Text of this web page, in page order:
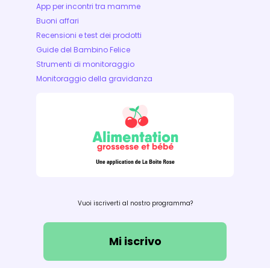
App per incontri tra mamme
Buoni affari
Recensioni e test dei prodotti
Guide del Bambino Felice
Strumenti di monitoraggio
Monitoraggio della gravidanza
Vuoi iscriverti al nostro programma?
Mi iscrivo